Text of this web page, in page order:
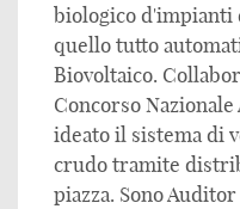
biologico d'impianti
quello tutto
Biovoltaico.
Concorso
ideato il sistema di
crudo tramite
piazza. Sono